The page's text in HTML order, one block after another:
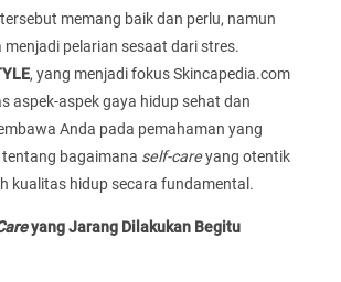
memang baik dan perlu, namun
menjadi pelarian sesaat dari stres.
, yang menjadi fokus Skincapedia.com
aspek-aspek gaya hidup sehat dan
Anda pada pemahaman yang
tentang bagaimana self-careyang otentik
kualitas hidup secara fundamental.
yang Jarang Dilakukan Begitu